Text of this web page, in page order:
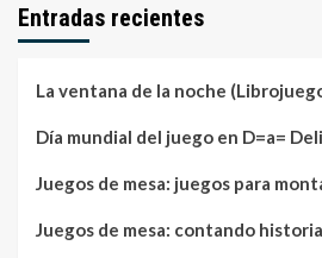
Entradas recientes
La ventana de la noche
Día mundial del juego en D=a=
Juegos de mesa: juegos para
Juegos de mesa: contando